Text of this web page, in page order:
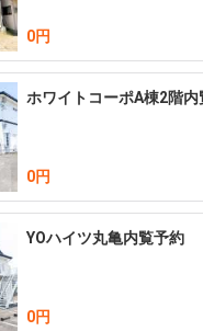
0円
ホワイトコーポA棟2階内
0円
YOハイツ丸亀内覧予約
0円